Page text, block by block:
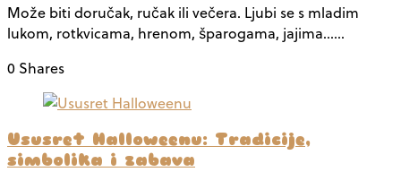
Može biti doručak, ručak ili večera. Ljubi se s mladim
lukom, rotkvicama, hrenom, šparogama, jajima……
0 Shares
Ususret Halloweenu: Tradicije,
simbolika i zabava